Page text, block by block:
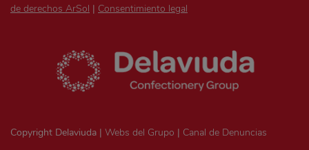
de derechos ArSol | Consentimiento legal
Copyright Delaviuda | Webs del Grupo | Canal de Denuncias